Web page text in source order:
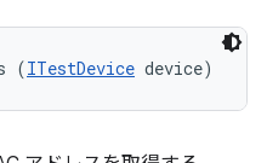
(ITestDevice device)